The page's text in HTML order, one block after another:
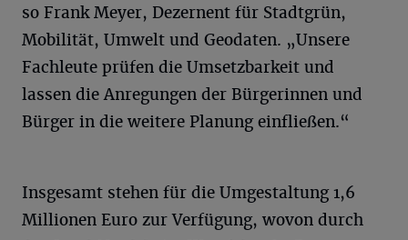
so Frank Meyer, Dezernent für Stadtgrün,
Mobilität, Umwelt und Geodaten. „Unsere
Fachleute prüfen die Umsetzbarkeit und
lassen die Anregungen der Bürgerinnen und
Bürger in die weitere Planung einfließen.“
Insgesamt stehen für die Umgestaltung 1,6
Millionen Euro zur Verfügung, wovon durch